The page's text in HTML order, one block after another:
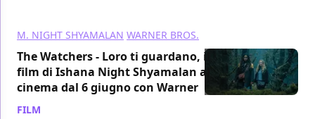
M. NIGHT SHYAMALAN WARNER BROS.
The Watchers - Loro ti guardano, il
film di Ishana Night Shyamalan al
cinema dal 6 giugno con Warner
FILM